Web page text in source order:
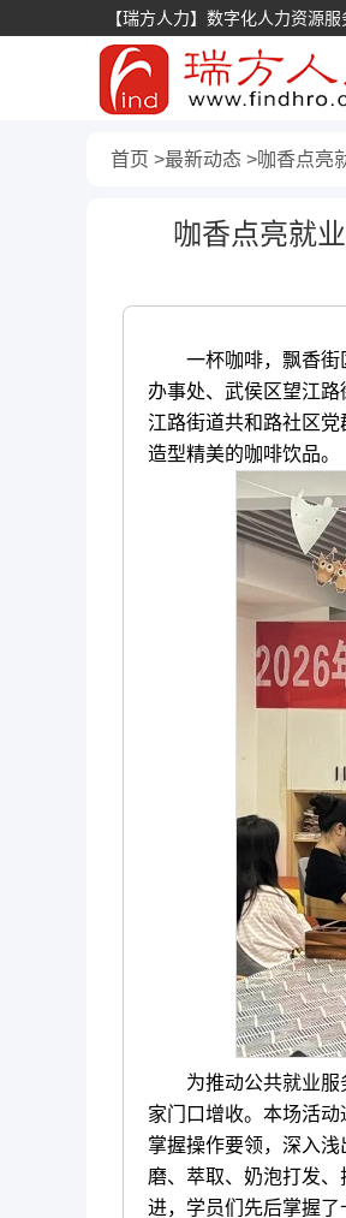
【瑞方人力】数字化人力资源
首页 最新动态 咖香点亮
咖香点亮就
一杯咖啡，飘香街区
办事处、武侯区望江
江路街道共和路社区
造型精美的咖啡饮品。
为推动公共就业服务
家门口增收。本场活
掌握操作要领，深入
磨、萃取、奶泡打发
进，学员们先后掌握